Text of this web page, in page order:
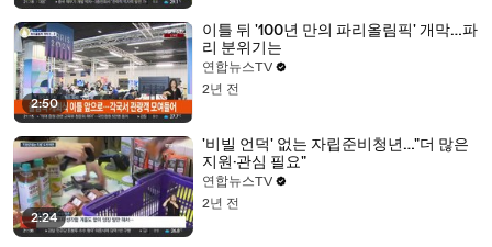
2:50
이틀 뒤 '100년 만의 파리올림픽' 개막…파
리 분위기는
연합뉴스TV
2년 전
2:24
'비빌 언덕' 없는 자립준비청년…"더 많은
지원·관심 필요"
연합뉴스TV
2년 전